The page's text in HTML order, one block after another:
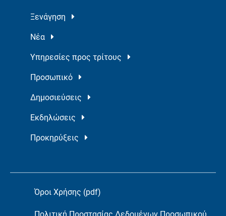
Ξενάγηση
Νέα
Υπηρεσίες προς τρίτους
Προσωπικό
Δημοσιεύσεις
Εκδηλώσεις
Προκηρύξεις
Όροι Χρήσης (pdf)
Πολιτική Προστασίας Δεδομένων Προσωπικού